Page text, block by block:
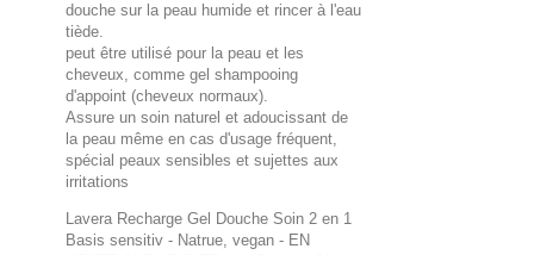
douche sur la peau humide et rincer à l'eau
tiède.
peut être utilisé pour la peau et les
cheveux, comme gel shampooing
d'appoint (cheveux normaux).
Assure un soin naturel et adoucissant de
la peau même en cas d'usage fréquent,
spécial peaux sensibles et sujettes aux
irritations
Lavera Recharge Gel Douche Soin 2 en 1
Basis sensitiv - Natrue, vegan - EN